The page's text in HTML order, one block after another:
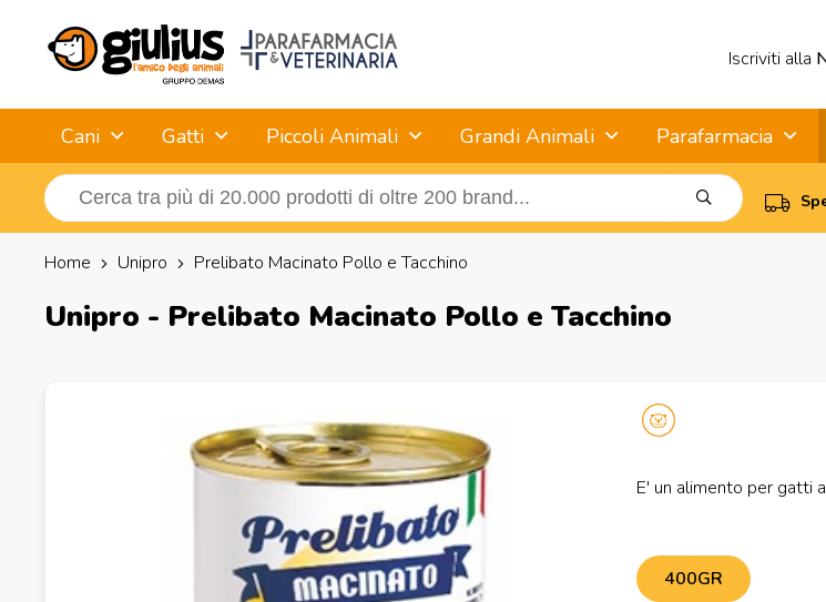
Iscriviti alla
Cani Gatti Piccoli Animali Grandi Animali Parafarmacia
Home Unipro Prelibato Macinato Pollo e Tacchino
Unipro - Prelibato Macinato Pollo e Tacchino
E' un alimento per gatti
400GR